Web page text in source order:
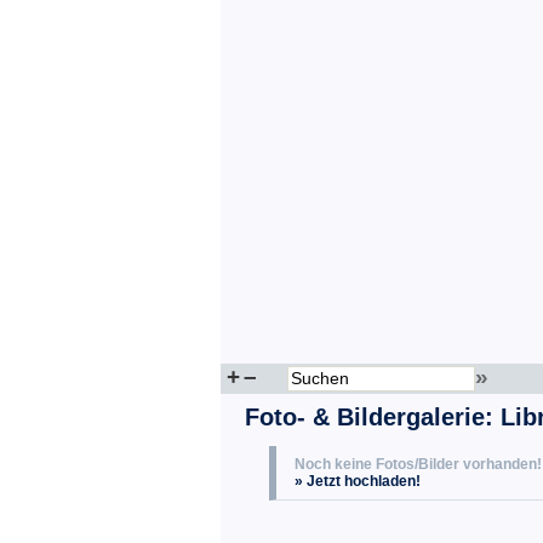
+– »
Foto- & Bildergalerie:
Noch keine Fotos/Bilder vorhanden!
» Jetzt hochladen!